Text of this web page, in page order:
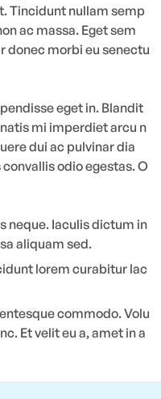
Tincidunt nullam semp
ac massa. Eget sem
donec morbi eu senectu
eget in. Blandit
mi imperdiet arcu n
dui ac pulvinar dia
odio egestas. O
neque. Iaculis dictum in
aliquam sed.
lorem curabitur lac
commodo. Volu
Et velit eu a, amet in a